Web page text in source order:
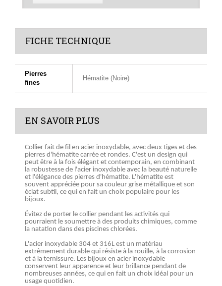
FICHE TECHNIQUE
Pierres
fines
Hématite (Noire)
EN SAVOIR PLUS
Collier fait de fil en acier inoxydable, avec deux tiges et des
pierres d'hématite carrée et rondes. C'est un design qui
peut être à la fois élégant et contemporain, en combinant
la robustesse de l'acier inoxydable avec la beauté naturelle
et l'élégance des pierres d'hématite. L'hématite est
souvent appréciée pour sa couleur grise métallique et son
éclat subtil, ce qui en fait un choix populaire pour les
bijoux.
Évitez de porter le collier pendant les activités qui
pourraient le soumettre à des produits chimiques, comme
la natation dans des piscines chlorées.
L'acier inoxydable 304 et 316L est un matériau
extrêmement durable qui résiste à la rouille, à la corrosion
et à la ternissure. Les bijoux en acier inoxydable
conservent leur apparence et leur brillance pendant de
nombreuses années, ce qui en fait un choix idéal pour un
usage quotidien.